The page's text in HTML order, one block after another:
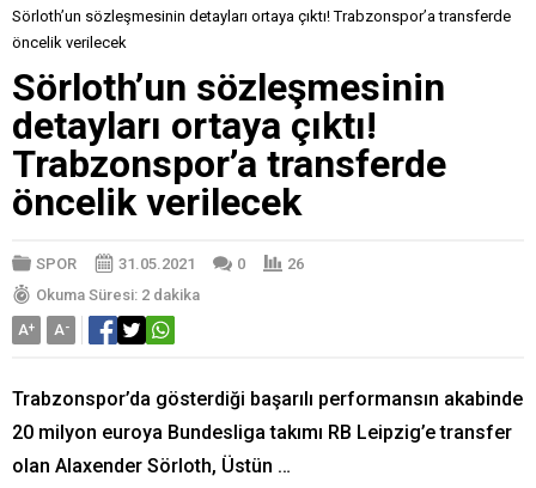
Sörloth’un sözleşmesinin detayları ortaya çıktı! Trabzonspor’a transferde
öncelik verilecek
Sörloth’un sözleşmesinin
detayları ortaya çıktı!
Trabzonspor’a transferde
öncelik verilecek
SPOR 31.05.2021 0
26
Okuma Süresi: 2 dakika
A+ A-
Trabzonspor’da gösterdiği başarılı performansın akabinde
20 milyon euroya Bundesliga takımı RB Leipzig’e transfer
olan Alaxender Sörloth, Üstün …